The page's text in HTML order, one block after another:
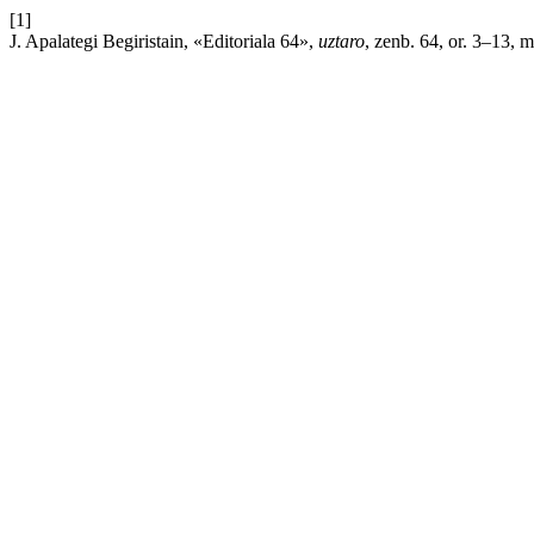
[1]
J. Apalategi Begiristain, «Editoriala 64», uztaro, zenb. 64, or. 3–13,